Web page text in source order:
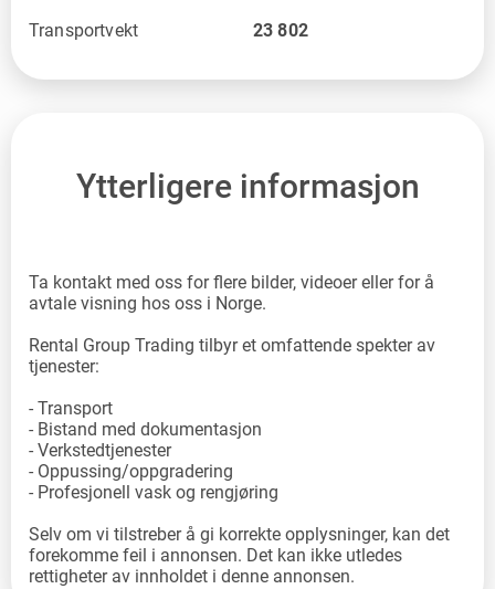
Transportvekt 23 802
Ytterligere informasjon
Ta kontakt med oss for flere bilder, videoer eller for å
avtale visning hos oss i Norge.
Rental Group Trading tilbyr et omfattende spekter av
tjenester:
- Transport
- Bistand med dokumentasjon
- Verkstedtjenester
- Oppussing/oppgradering
- Profesjonell vask og rengjøring
Selv om vi tilstreber å gi korrekte opplysninger, kan det
forekomme feil i annonsen. Det kan ikke utledes
rettigheter av innholdet i denne annonsen.